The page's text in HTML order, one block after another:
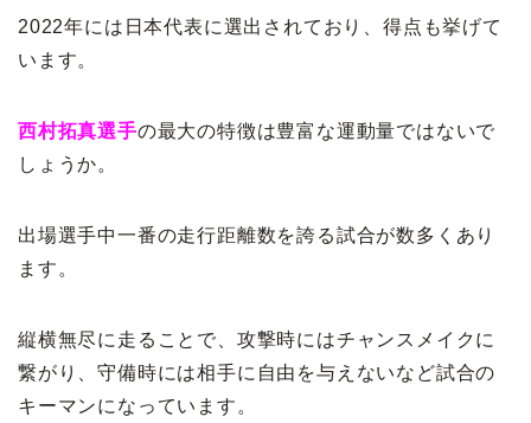
2022年には日本代表に選出されており、得点も挙げて
います。
西村拓真選手の最大の特徴は豊富な運動量ではないで
しょうか。
出場選手中一番の走行距離数を誇る試合が数多くあり
ます。
縦横無尽に走ることで、攻撃時にはチャンスメイクに
繋がり、守備時には相手に自由を与えないなど試合の
キーマンになっています。